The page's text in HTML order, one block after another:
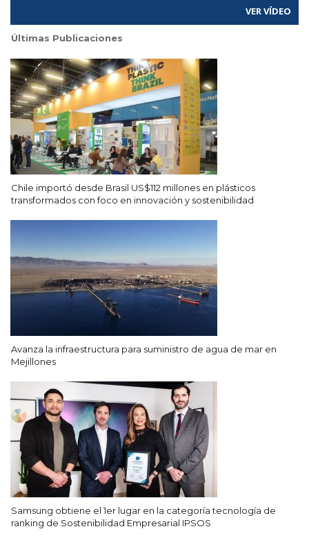
VER VÍDEO
Últimas Publicaciones
Chile importó desde Brasil US$112 millones en plásticos
transformados con foco en innovación y sostenibilidad
Avanza la infraestructura para suministro de agua de mar en
Mejillones
Samsung obtiene el 1er lugar en la categoría tecnología de
ranking de Sostenibilidad Empresarial IPSOS